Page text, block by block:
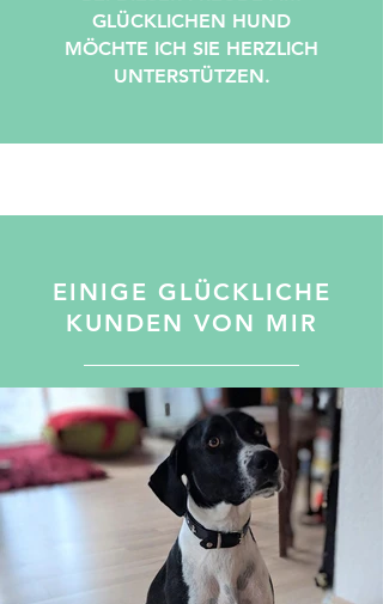
GLÜCKLICHEN HUND
MÖCHTE ICH SIE HERZLICH
UNTERSTÜTZEN.
EINIGE GLÜCKLICHE
KUNDEN VON MIR